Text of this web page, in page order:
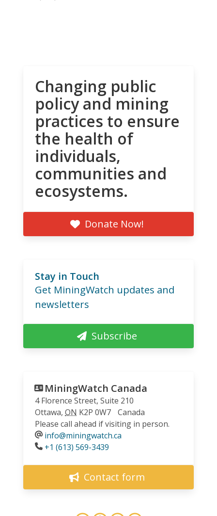
Changing public
policy and mining
practices to ensure
the health of
individuals,
communities and
ecosystems.
Donate Now!
Stay in Touch
Get MiningWatch updates and
newsletters
Subscribe
MiningWatch Canada
4 Florence Street, Suite 210
Ottawa, ON K2P 0W7
Canada
Please call ahead if visiting in person.
info@miningwatch.ca
Phone
+1 (613) 569-3439
Contact form